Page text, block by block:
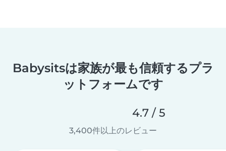
Babysitsは家族が最も信頼するプラ
ットフォームです
4.7 / 5
3,400件以上のレビュー